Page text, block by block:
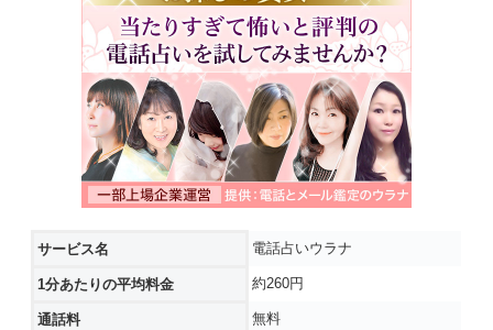
サービス名 電話占いウラナ
1分あたりの平均料金 約260円
通話料 無料